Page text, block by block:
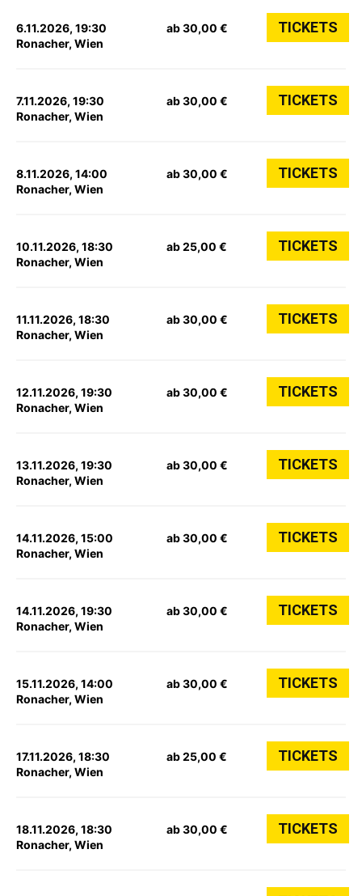
6.11.2026, 19:30
Ronacher, Wien
ab 30,00 € TICKETS
7.11.2026, 19:30
Ronacher, Wien
ab 30,00 € TICKETS
8.11.2026, 14:00
Ronacher, Wien
ab 30,00 € TICKETS
10.11.2026, 18:30
Ronacher, Wien
ab 25,00 € TICKETS
11.11.2026, 18:30
Ronacher, Wien
ab 30,00 € TICKETS
12.11.2026, 19:30
Ronacher, Wien
ab 30,00 € TICKETS
13.11.2026, 19:30
Ronacher, Wien
ab 30,00 € TICKETS
14.11.2026, 15:00
Ronacher, Wien
ab 30,00 € TICKETS
14.11.2026, 19:30
Ronacher, Wien
ab 30,00 € TICKETS
15.11.2026, 14:00
Ronacher, Wien
ab 30,00 € TICKETS
17.11.2026, 18:30
Ronacher, Wien
ab 25,00 € TICKETS
18.11.2026, 18:30
Ronacher, Wien
ab 30,00 € TICKETS